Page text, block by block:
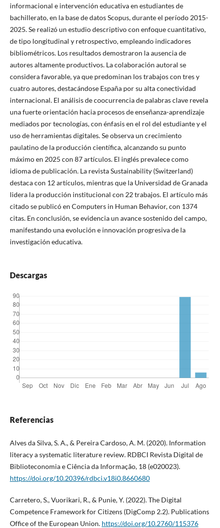
informacional e intervención educativa en estudiantes de
bachillerato, en la base de datos Scopus, durante el período 2015-
2025. Se realizó un estudio descriptivo con enfoque cuantitativo,
de tipo longitudinal y retrospectivo, empleando indicadores
bibliométricos. Los resultados demostraron la ausencia de
autores altamente productivos. La colaboración autoral se
considera favorable, ya que predominan los trabajos con tres y
cuatro autores, destacándose España por su alta conectividad
internacional. El análisis de coocurrencia de palabras clave revela
una fuerte orientación hacia procesos de enseñanza-aprendizaje
mediados por tecnologías, con énfasis en el rol del estudiante y el
uso de herramientas digitales. Se observa un crecimiento
paulatino de la producción científica, alcanzando su punto
máximo en 2025 con 87 artículos. El inglés prevalece como
idioma de publicación. La revista Sustainability (Switzerland)
destaca con 12 artículos, mientras que la Universidad de Granada
lidera la producción institucional con 22 trabajos. El artículo más
citado se publicó en Computers in Human Behavior, con 1374
citas. En conclusión, se evidencia un avance sostenido del campo,
manifestando una evolución e innovación progresiva de la
investigación educativa.
Descargas
Referencias
Alves da Silva, S. A., & Pereira Cardoso, A. M. (2020). Information
literacy a systematic literature review. RDBCI Revista Digital de
Biblioteconomia e Ciência da Informação, 18 (e020023).
https://doi.org/10.20396/rdbci.v18i0.8660680
Carretero, S., Vuorikari, R., & Punie, Y. (2022). The Digital
Competence Framework for Citizens (DigComp 2.2). Publications
Office of the European Union. https://doi.org/10.2760/115376